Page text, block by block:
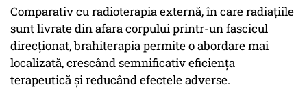
Comparativ cu radioterapia externă, în care radiațiile
sunt livrate din afara corpului printr-un fascicul
direcționat, brahiterapia permite o abordare mai
localizată, crescând semnificativ eficiența
terapeutică și reducând efectele adverse.